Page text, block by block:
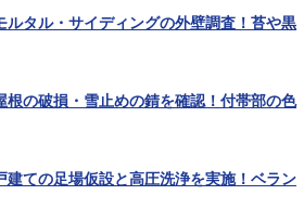
ルタル・サイディングの外壁調査！苔や黒
根の破損・雪止めの錆を確認！付帯部の色
建ての足場仮設と高圧洗浄を実施！ベラン